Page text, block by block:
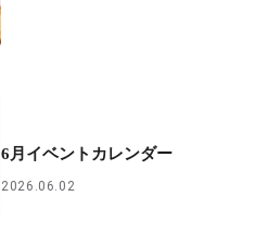
6月イベントカレンダー
2026.06.02